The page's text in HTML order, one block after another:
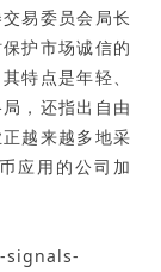
易委员会局长
护市场诚信的
特点是年轻、
，还指出自由
越来越多地采
应用的公司加